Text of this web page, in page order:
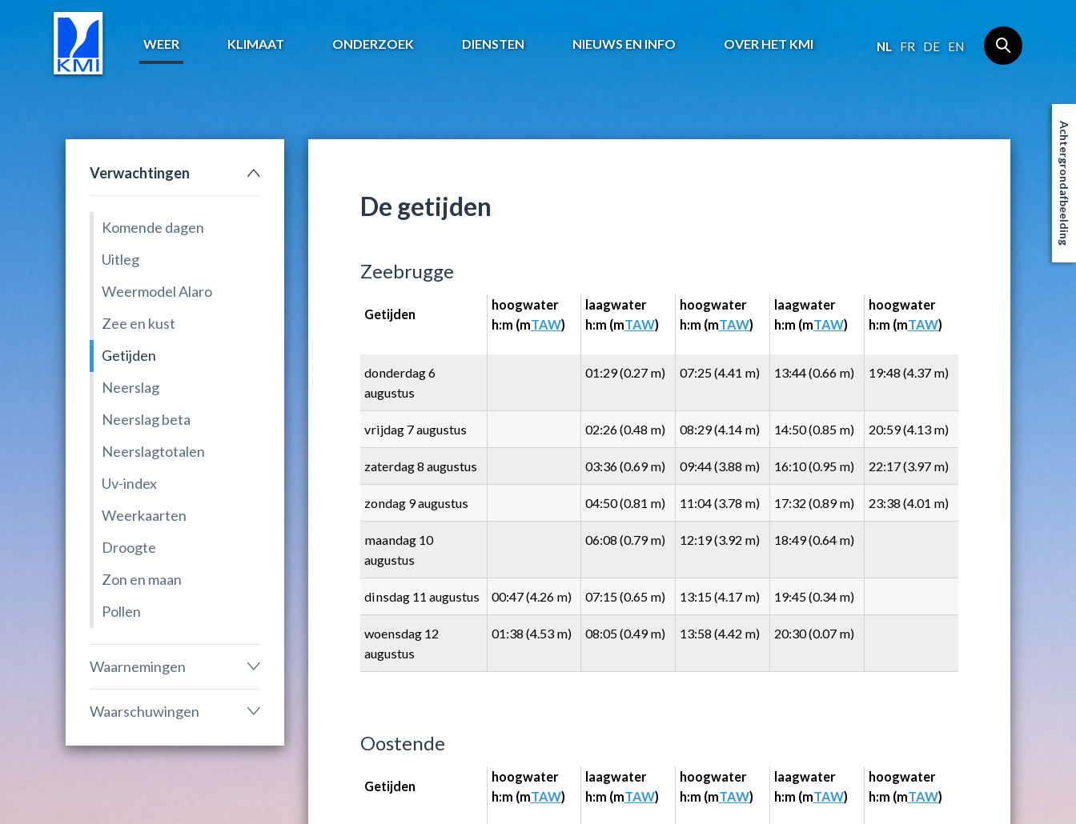
WEER KLIMAAT ONDERZOEK DIENSTEN NIEUWS EN INFO OVER HET KMI NL FR DE EN
Verwachtingen
Komende dagen
Uitleg
Weermodel Alaro
Zee en kust
Getijden
Neerslag
Neerslag beta
Neerslagtotalen
Uv-index
Weerkaarten
Droogte
Zon en maan
Pollen
Waarnemingen
Waarschuwingen
De getijden
Zeebrugge
Getijden
hoogwater
h:m (mTAW)
laagwater
h:m (mTAW)
hoogwater
h:m (mTAW)
laagwater
h:m (mTAW)
hoogwater
h:m (mTAW)
donderdag 6
augustus
01:29 (0.27 m) 07:25 (4.41 m) 13:44 (0.66 m) 19:48 (4.37 m)
vrijdag 7 augustus 02:26 (0.48 m) 08:29 (4.14 m) 14:50 (0.85 m) 20:59 (4.13 m)
zaterdag 8 augustus 03:36 (0.69 m) 09:44 (3.88 m) 16:10 (0.95 m) 22:17 (3.97 m)
zondag 9 augustus 04:50 (0.81 m) 11:04 (3.78 m) 17:32 (0.89 m) 23:38 (4.01 m)
maandag 10
augustus
06:08 (0.79 m) 12:19 (3.92 m) 18:49 (0.64 m)
dinsdag 11 augustus 00:47 (4.26 m) 07:15 (0.65 m) 13:15 (4.17 m) 19:45 (0.34 m)
woensdag 12
augustus
01:38 (4.53 m) 08:05 (0.49 m) 13:58 (4.42 m) 20:30 (0.07 m)
Oostende
Getijden
hoogwater
h:m (mTAW)
laagwater
h:m (mTAW)
hoogwater
h:m (mTAW)
laagwater
h:m (mTAW)
hoogwater
h:m (mTAW)
Achtergrondafbeelding